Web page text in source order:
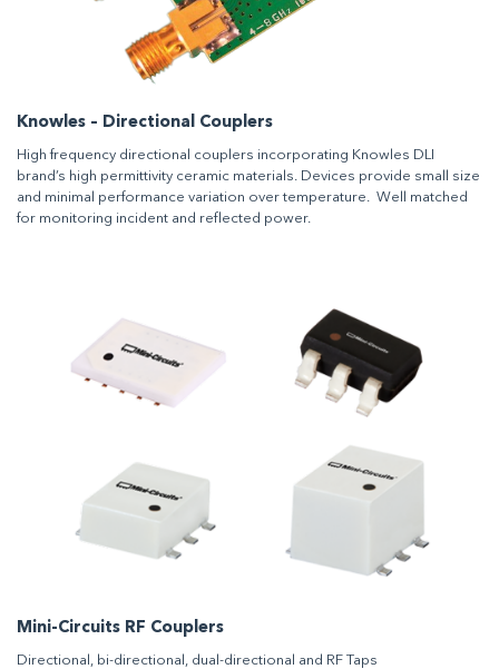
Knowles – Directional Couplers
High frequency directional couplers incorporating Knowles DLI
brand’s high permittivity ceramic materials. Devices provide small size
and minimal performance variation over temperature. Well matched
for monitoring incident and reflected power.
Mini-Circuits RF Couplers
Directional, bi-directional, dual-directional and RF Taps